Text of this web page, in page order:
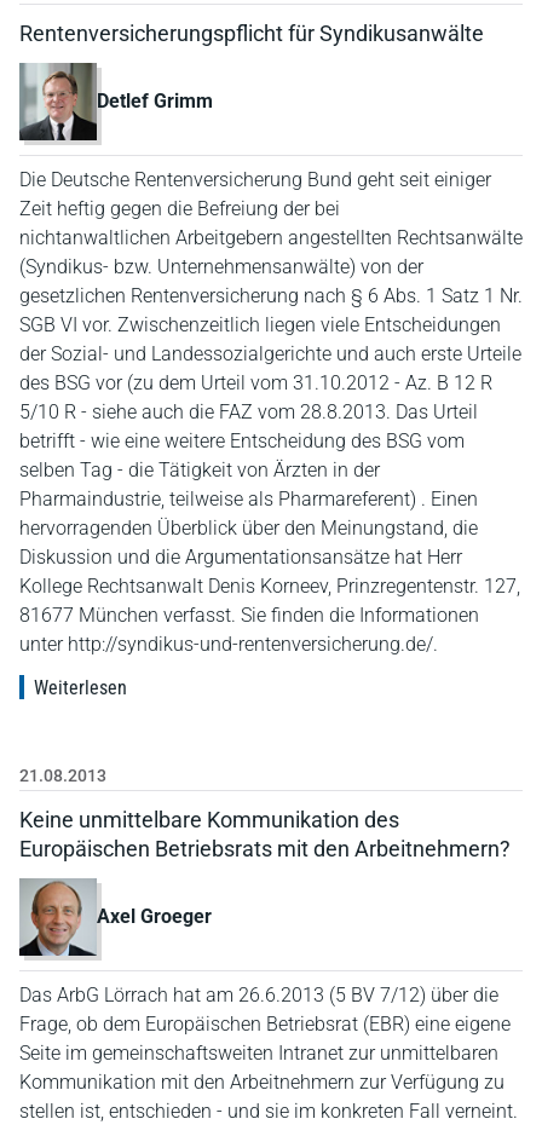
Rentenversicherungspflicht für Syndikusanwälte
Detlef Grimm
Die Deutsche Rentenversicherung Bund geht seit einiger
Zeit heftig gegen die Befreiung der bei
nichtanwaltlichen Arbeitgebern angestellten Rechtsanwälte
(Syndikus- bzw. Unternehmensanwälte) von der
gesetzlichen Rentenversicherung nach § 6 Abs. 1 Satz 1 Nr.
SGB VI vor. Zwischenzeitlich liegen viele Entscheidungen
der Sozial- und Landessozialgerichte und auch erste Urteile
des BSG vor (zu dem Urteil vom 31.10.2012 - Az. B 12 R
5/10 R - siehe auch die FAZ vom 28.8.2013. Das Urteil
betrifft - wie eine weitere Entscheidung des BSG vom
selben Tag - die Tätigkeit von Ärzten in der
Pharmaindustrie, teilweise als Pharmareferent) . Einen
hervorragenden Überblick über den Meinungstand, die
Diskussion und die Argumentationsansätze hat Herr
Kollege Rechtsanwalt Denis Korneev, Prinzregentenstr. 127,
81677 München verfasst. Sie finden die Informationen
unter http://syndikus-und-rentenversicherung.de/.
Weiterlesen
21.08.2013
Keine unmittelbare Kommunikation des
Europäischen Betriebsrats mit den Arbeitnehmern?
Axel Groeger
Das ArbG Lörrach hat am 26.6.2013 (5 BV 7/12) über die
Frage, ob dem Europäischen Betriebsrat (EBR) eine eigene
Seite im gemeinschaftsweiten Intranet zur unmittelbaren
Kommunikation mit den Arbeitnehmern zur Verfügung zu
stellen ist, entschieden - und sie im konkreten Fall verneint.